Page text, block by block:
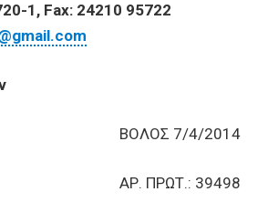
1, Fax: 24210 95722
ΒΟΛΟΣ 7/4/2014
ΑΡ. ΠΡΩΤ.: 39498